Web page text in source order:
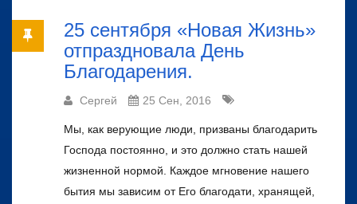
25 сентября «Новая Жизнь»
отпраздновала День
Благодарения.
Сергей 25 Сен, 2016
Мы, как верующие люди, призваны благодарить
Господа постоянно, и это должно стать нашей
жизненной нормой. Каждое мгновение нашего
бытия мы зависим от Его благодати, хранящей,